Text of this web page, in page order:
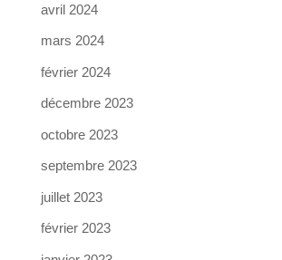
avril 2024
mars 2024
février 2024
décembre 2023
octobre 2023
septembre 2023
juillet 2023
février 2023